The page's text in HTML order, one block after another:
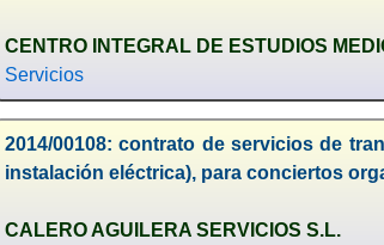
CENTRO INTEGRAL DE ESTUDIOS
Servicios
2014/00108: contrato de servicios de
instalación eléctrica), para conciertos
CALERO AGUILERA SERVICIOS S.L.